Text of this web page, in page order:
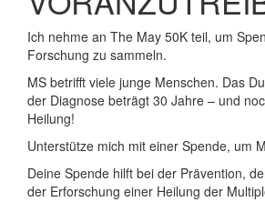
Ich nehme an The May 50K teil, um
Forschung zu sammeln.
MS betrifft viele junge Menschen. Das
der Diagnose beträgt 30 Jahre – und
Heilung!
Unterstütze mich mit einer Spende, um
Deine Spende hilft bei der Prävention,
der Erforschung einer Heilung der